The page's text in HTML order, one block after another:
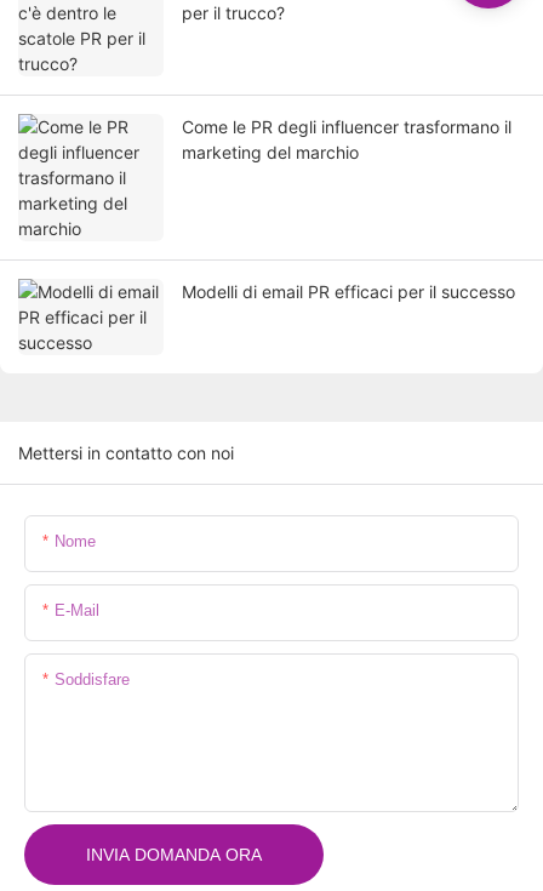
per il trucco?
Come le PR degli influencer trasformano il
marketing del marchio
Modelli di email PR efficaci per il successo
Mettersi in contatto con noi
Nome
E-Mail
Soddisfare
INVIA DOMANDA ORA